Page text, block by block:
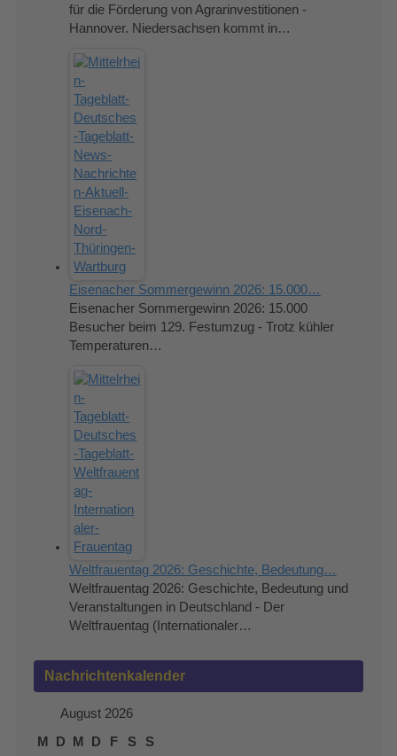
für die Förderung von Agrarinvestitionen -
Hannover. Niedersachsen kommt in…
Eisenacher Sommergewinn 2026: 15.000…
Eisenacher Sommergewinn 2026: 15.000
Besucher beim 129. Festumzug - Trotz kühler
Temperaturen…
Weltfrauentag 2026: Geschichte, Bedeutung…
Weltfrauentag 2026: Geschichte, Bedeutung und
Veranstaltungen in Deutschland - Der
Weltfrauentag (Internationaler…
Nachrichtenkalender
August 2026
M
D M D F S S